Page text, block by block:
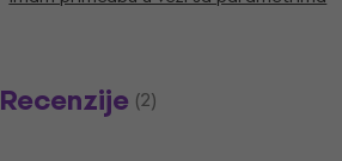
Recenzije (2)